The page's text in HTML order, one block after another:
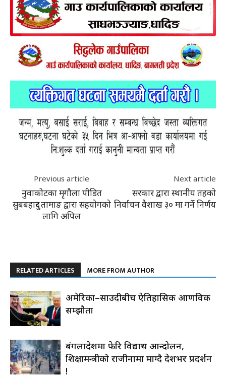
Previous article
नुवाकोटका मृगौला पीडित
सुबबहादुर तामाङ द्वारा सहयोगको
लागि अपिल
Next article
सरकार द्वारा स्थानीय तहको
निर्वाचन वैशाख ३० मा गर्ने निर्णय
RELATED ARTICLES MORE FROM AUTHOR
अमेरिका–साउदीबीच ऐतिहासिक आणविक
सम्झौता
बंगलादेशमा फेरि विद्यार्थी आन्दोलन,
शिक्षामन्त्रीको राजीनामा माग्दै देशभर प्रदर्शन
!